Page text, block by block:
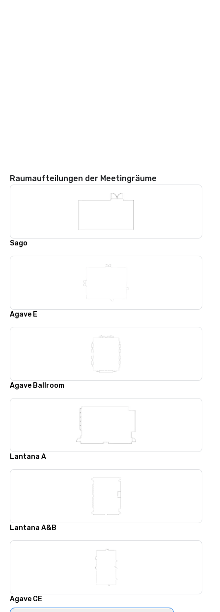
Raumaufteilungen der Meetingräume
Sago
Agave E
Agave Ballroom
Lantana A
Lantana A&B
Agave CE